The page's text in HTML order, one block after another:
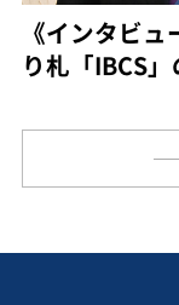
《インタビ
り札「IBCS